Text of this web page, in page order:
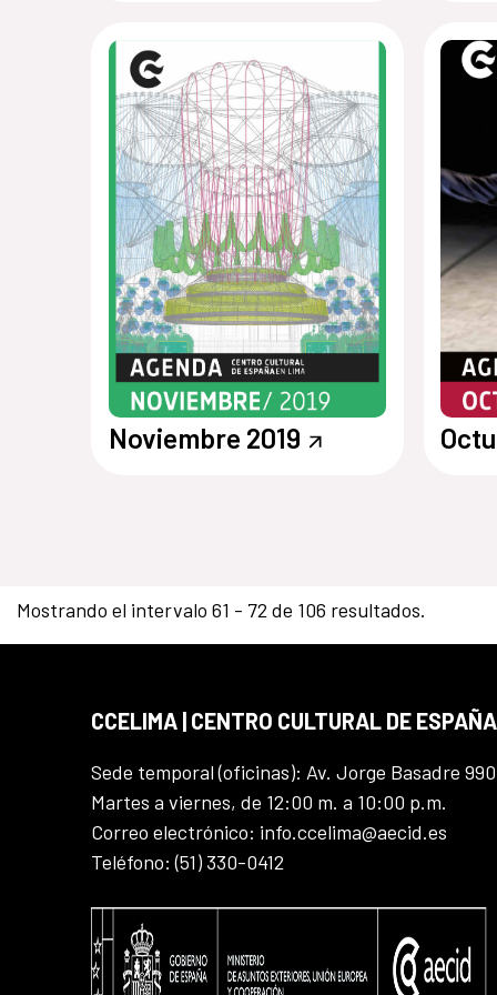
Noviembre 2019
Mostrando el intervalo 61 - 72 de 106 resultados.
CCELIMA | CENTRO CULTURAL DE
Sede temporal (oficinas): Av. Jorge Basadre
Martes a viernes, de 12:00 m. a 10:00 p.m.
Correo electrónico: info.ccelima@aecid.es
Teléfono: (51) 330-0412